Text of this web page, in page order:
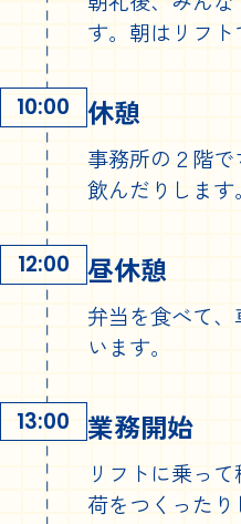
す。朝はリフト
10:00 休憩
事務所の２階
飲んだりします。
12:00 昼休憩
弁当を食べて
います。
13:00 業務開始
リフトに乗っ
荷をつくったり